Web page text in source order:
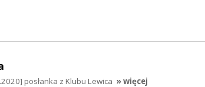
posłanka z Klubu Lewica » więcej